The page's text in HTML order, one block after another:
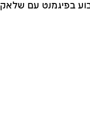
בפיגמנט עם שלאק